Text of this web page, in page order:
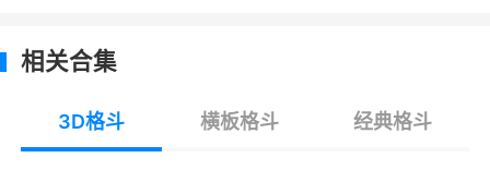
小兵可获得金币。同时击杀英雄人物会获得较多
恢复血量。游戏结束时会有结算，根据场上表现
给予一定的奖励。
相关合集
3D格斗 横板格斗 经典格斗